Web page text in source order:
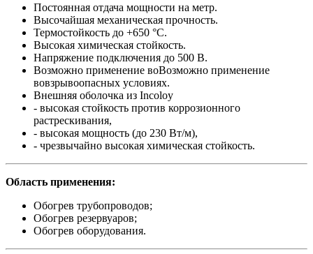
Постоянная отдача мощности на метр.
Высочайшая механическая прочность.
Термостойкость до +650 °C.
Высокая химическая стойкость.
Напряжение подключения до 500 В.
Возможно применение воВозможно применение
вовзрывоопасных условиях.
Внешняя оболочка из Incoloy
- высокая стойкость против коррозионного
растрескивания,
- высокая мощность (до 230 Вт/м),
- чрезвычайно высокая химическая стойкость.
Область применения:
Обогрев трубопроводов;
Обогрев резервуаров;
Обогрев оборудования.